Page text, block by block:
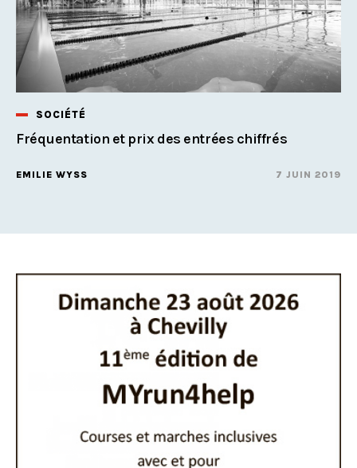
SOCIÉTÉ
Fréquentation et prix des entrées chiffrés
EMILIE WYSS 7 JUIN 2019